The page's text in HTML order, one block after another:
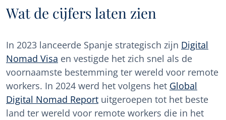
Wat de cijfers laten zien
In 2023 lanceerde Spanje strategisch zijn Digital
Nomad Visa en vestigde het zich snel als de
voornaamste bestemming ter wereld voor remote
workers. In 2024 werd het volgens het Global
Digital Nomad Report uitgeroepen tot het beste
land ter wereld voor remote workers die in het